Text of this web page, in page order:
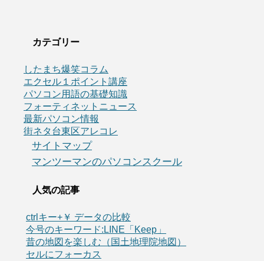
カテゴリー
したまち爆笑コラム
エクセル１ポイント講座
パソコン用語の基礎知識
フォーティネットニュース
最新パソコン情報
街ネタ台東区アレコレ
サイトマップ
マンツーマンのパソコンスクール
人気の記事
ctrlキー+￥ データの比較
今号のキーワード:LINE「Keep」
昔の地図を楽しむ（国土地理院地図）
セルにフォーカス